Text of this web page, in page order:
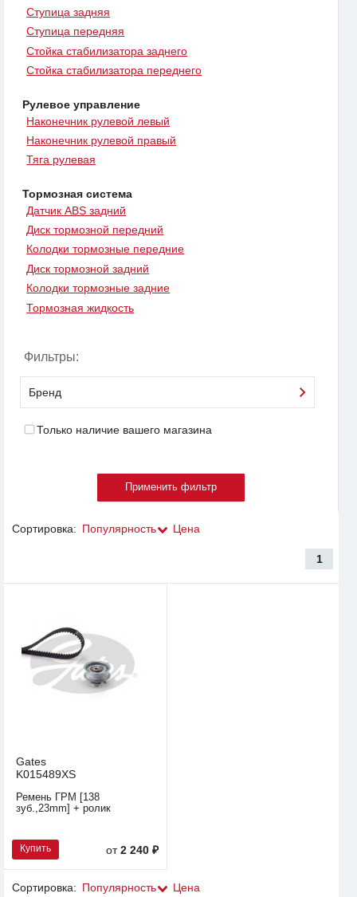
Ступица задняя
Ступица передняя
Стойка стабилизатора заднего
Стойка стабилизатора переднего
Рулевое управление
Наконечник рулевой левый
Наконечник рулевой правый
Тяга рулевая
Тормозная система
Датчик ABS задний
Диск тормозной передний
Колодки тормозные передние
Диск тормозной задний
Колодки тормозные задние
Тормозная жидкость
Фильтры:
Бренд
Только наличие вашего магазина
Сортировка: Популярность Цена
1
Gates
K015489XS
Ремень ГРМ [138
зуб.,23mm] + ролик
Купить от2 240 ₽
Сортировка: Популярность Цена